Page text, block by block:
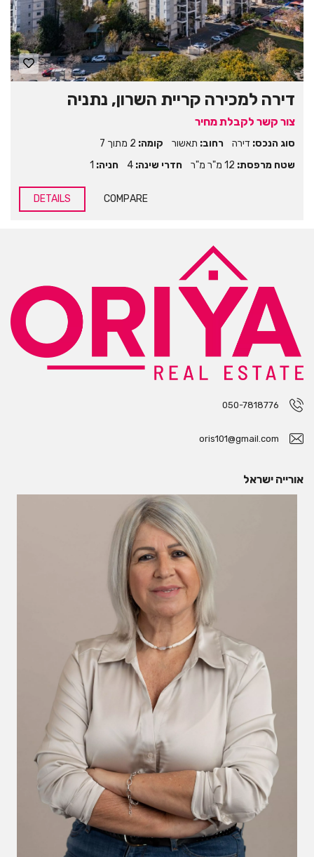
דירה למכירה קריית השרון, נתניה
צור קשר לקבלת מחיר
סוג הנכס: דירה רחוב: תאשור קומה: 2 מתוך 7
שטח מרפסת: 12 מ"ר מ"ר חדרי שינה: 4 חניה: 1
COMPARE
DETAILS
050-7818776
oris101@gmail.com
אורייה ישראל